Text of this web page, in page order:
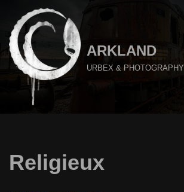
Aller
au
contenu
ARKLAND
URBEX & PHOTOGRAPHY
Religieux